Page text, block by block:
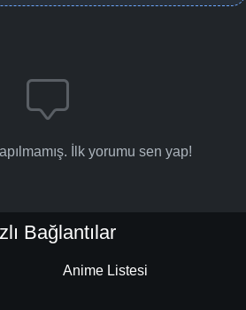
İlk yorumu sen yap!
Bağlantılar
Anime Listesi